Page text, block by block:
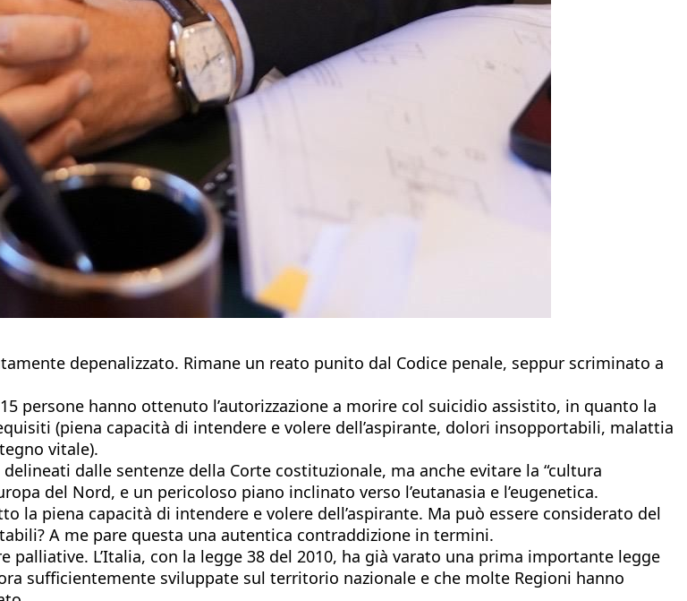
depenalizzato. Rimane un reato punito dal Codice penale, seppur scriminato a
persone hanno ottenuto l’autorizzazione a morire col suicidio assistito, in quanto la
(piena capacità di intendere e volere dell’aspirante, dolori insopportabili, malattia
vitale).
dalle sentenze della Corte costituzionale, ma anche evitare la “cultura
del Nord, e un pericoloso piano inclinato verso l’eutanasia e l’eugenetica.
la piena capacità di intendere e volere dell’aspirante. Ma può essere considerato del
A me pare questa una autentica contraddizione in termini.
L’Italia, con la legge 38 del 2010, ha già varato una prima importante legge
sufficientemente sviluppate sul territorio nazionale e che molte Regioni hanno